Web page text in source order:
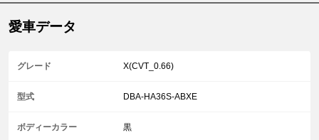
愛車データ
グレード X(CVT_0.66)
型式 DBA-HA36S-ABXE
ボディーカラー 黒